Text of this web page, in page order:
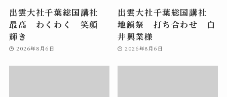
出雲大社千葉総国講社
最高 わくわく 笑顔
輝き
2026年8月6日
出雲大社千葉総国講社
地鎮祭 打ち合わせ 白
井興業様
2026年8月6日